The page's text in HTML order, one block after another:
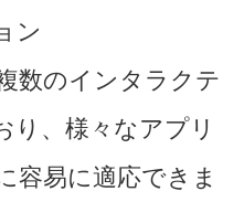
ン
数のインタラクテ
り、様々なアプリ
容易に適応できま